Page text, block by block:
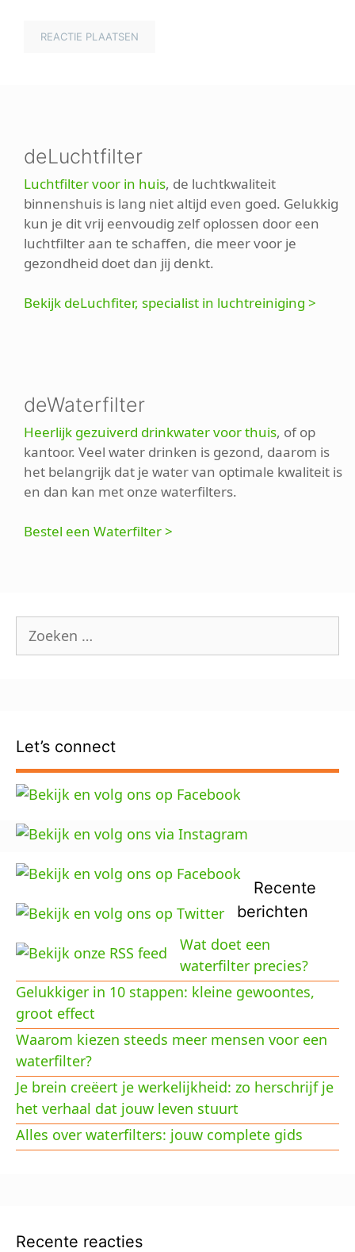
deLuchtfilter
Luchtfilter voor in huis, de luchtkwaliteit
binnenshuis is lang niet altijd even goed. Gelukkig
kun je dit vrij eenvoudig zelf oplossen door een
luchtfilter aan te schaffen, die meer voor je
gezondheid doet dan jij denkt.
Bekijk deLuchfiter, specialist in luchtreiniging >
deWaterfilter
Heerlijk gezuiverd drinkwater voor thuis, of op
kantoor. Veel water drinken is gezond, daarom is
het belangrijk dat je water van optimale kwaliteit is
en dan kan met onze waterfilters.
Bestel een Waterfilter >
Zoek
naar:
Let’s connect
Recente
berichten
Wat doet een
waterfilter precies?
Gelukkiger in 10 stappen: kleine gewoontes,
groot effect
Waarom kiezen steeds meer mensen voor een
waterfilter?
Je brein creëert je werkelijkheid: zo herschrijf je
het verhaal dat jouw leven stuurt
Alles over waterfilters: jouw complete gids
Recente reacties